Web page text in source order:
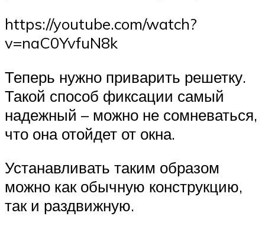
https://youtube.com/watch?
v=naC0YvfuN8k
Теперь нужно приварить решетку.
Такой способ фиксации самый
надежный – можно не сомневаться,
что она отойдет от окна.
Устанавливать таким образом
можно как обычную конструкцию,
так и раздвижную.